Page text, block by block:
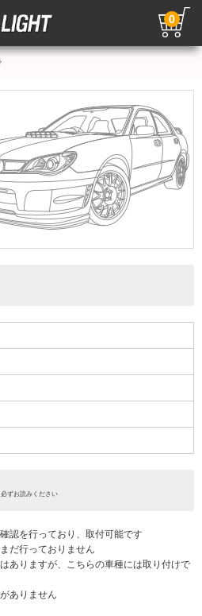
0
必ずお読みください
認を行っており、取付可能です
だ行っておりません
ありますが、こちらの車種には取り付けで
ありません